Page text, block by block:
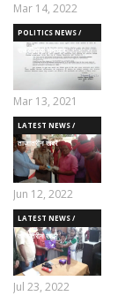
Mar 14, 2022
POLITICS NEWS /
राजनीतिक समाचार
Mar 13, 2021
LATEST NEWS /
ताज़ातरीन खबरें
Jun 12, 2022
LATEST NEWS /
ताज़ातरीन खबरें
Jul 23, 2022